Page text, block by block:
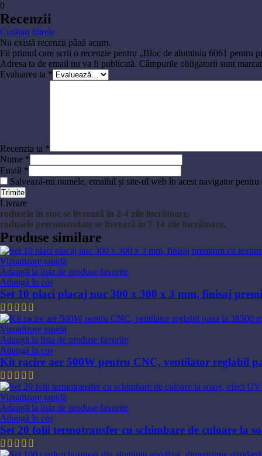
0
Recenzii
Curățați filtrele
Nu există recenzii până acum.
Fii primul care scrii o recenzie pentru „Bloc de aluminiu 6061 pentru
Adresa ta de email nu va fi publicată. Câmpurile obligatorii sunt
Evaluarea ta *
Recenzia ta *
Nume *
Email *
Salvează-mi numele, emailul și site-ul web în acest navigator pentru
Livrare
în stoc se livrează în 2-4 zile lucrătoare.
precomandate se livrează în 7-14 zile lucrătoare.
Produse similare
Vizualizare rapidă
Adaugă la lista de produse favorite
Adaugă în coș
Set 10 placi placaj nuc 300 x 300 x 3 mm, finisaj
Vizualizare rapidă
Adaugă la lista de produse favorite
Adaugă în coș
Kit racire aer 500W pentru CNC, ventilator reglabil
Vizualizare rapidă
Adaugă la lista de produse favorite
Adaugă în coș
Set 20 folii termotransfer cu schimbare de culoare la